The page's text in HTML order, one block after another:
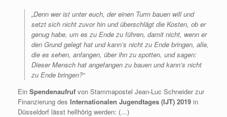
„Denn wer ist unter euch, der einen Turm bauen will und
setzt sich nicht zuvor hin und überschlägt die Kosten, ob er
genug habe, um es zu Ende zu führen, damit nicht, wenn er
den Grund gelegt hat und kann’s nicht zu Ende bringen, alle,
die es sehen, anfangen, über ihn zu spotten, und sagen:
Dieser Mensch hat angefangen zu bauen und kann’s nicht
zu Ende bringen?“
Ein Spendenaufruf von Stammapostel Jean-Luc Schneider zur
Finanzierung des Internationalen Jugendtages (IJT) 2019 in
Düsseldorf lässt hellhörig werden: (…)